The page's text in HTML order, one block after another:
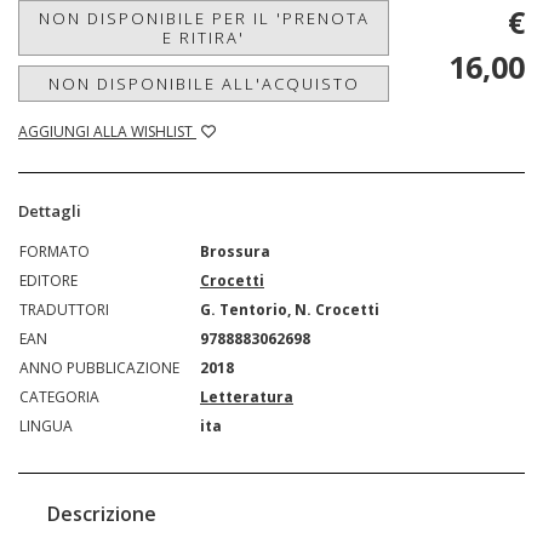
NON DISPONIBILE PER IL 'PRENOTA
E RITIRA'
NON DISPONIBILE ALL'ACQUISTO
AGGIUNGI ALLA WISHLIST
€
16,00
Dettagli
FORMATO
Brossura
EDITORE
Crocetti
TRADUTTORI
G. Tentorio, N. Crocetti
EAN
9788883062698
ANNO PUBBLICAZIONE
2018
CATEGORIA
Letteratura
LINGUA
ita
Descrizione